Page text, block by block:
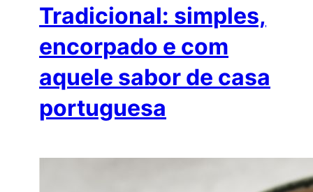
Tradicional: simples,
encorpado e com
aquele sabor de casa
portuguesa